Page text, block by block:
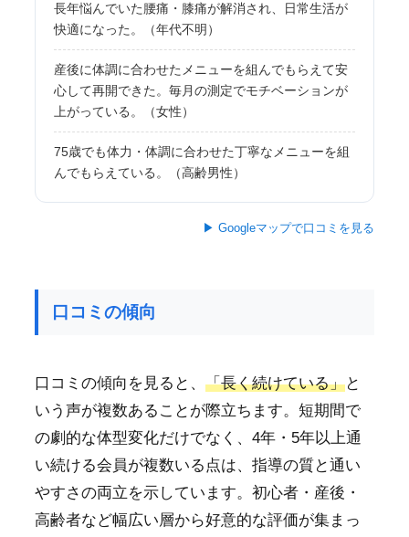
長年悩んでいた腰痛・膝痛が解消され、日常生活が
快適になった。（年代不明）
産後に体調に合わせたメニューを組んでもらえて安
心して再開できた。毎月の測定でモチベーションが
上がっている。（女性）
75歳でも体力・体調に合わせた丁寧なメニューを組
んでもらえている。（高齢男性）
▶ Googleマップで口コミを見る
口コミの傾向
口コミの傾向を見ると、 「長く続けている」と
いう声が複数あることが際立ちます。短期間で
の劇的な体型変化だけでなく、4年・5年以上通
い続ける会員が複数いる点は、指導の質と通い
やすさの両立を示しています。初心者・産後・
高齢者など幅広い層から好意的な評価が集まっ